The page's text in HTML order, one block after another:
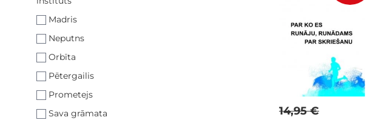
Madris
Neputns
Orbīta
Pētergailis
Prometejs
Sava grāmata
14,95 €